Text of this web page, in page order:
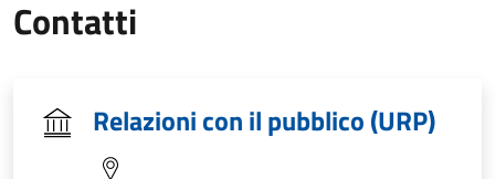
Contatti
Relazioni con il pubblico (URP)